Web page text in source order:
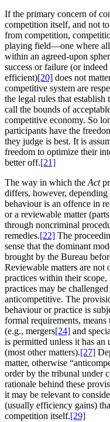
If the primary concern of
competition itself, and not
from competition,
playing field—one where all
within an agreed-upon
success or failure (or
efficient)[20] does not
competitive system are
the legal rules that establish
call the bounds of
competitive economy. So
participants have the
they judge is best. It is
freedom to optimize their
better off.[21]
The way in which the Act
differs, however,
behaviour is an offence in
or a reviewable matter
through noncriminal
remedies.[22] The
sense that the dominant
brought by the Bureau
Reviewable matters are
practices within their scope,
practices may be
anticompetitive. The
behaviour or practice is
formal requirements,
(e.g., mergers[24] and
is permitted unless it has
(most other matters).[27]
matter, otherwise
order by the tribunal under
rationale behind these
it may be relevant to
(usually efficiency gains)
competition itself.[29]